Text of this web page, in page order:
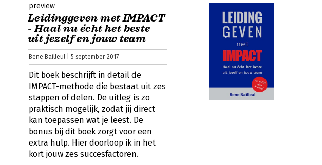
preview
Leidinggeven met IMPACT
- Haal nu écht het beste
uit jezelf en jouw team
Bene Bailleul | 5 september 2017
Dit boek beschrijft in detail de
IMPACT-methode die bestaat uit zes
stappen of delen. De uitleg is zo
praktisch mogelijk, zodat jij direct
kan toepassen wat je leest. De
bonus bij dit boek zorgt voor een
extra hulp. Hier doorloop ik in het
kort jouw zes succesfactoren.